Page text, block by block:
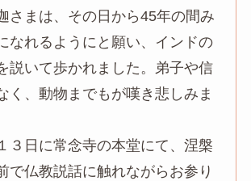
さまは、その日から45年の間み
なれるようにと願い、インドの
説いて歩かれました。弟子や信
く、動物までもが嘆き悲しみま
３日に常念寺の本堂にて、涅槃
で仏教説話に触れながらお参り